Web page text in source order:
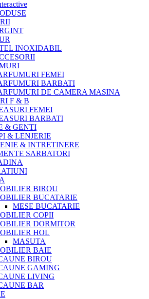
INOXIDABIL
FEMEI
BARBATI
DE CAMERA MASINA
F & B
FEMEI
BARBATI
& GENTI
& LENJERIE
& INTRETINERE
SARBATORI
BIROU
BUCATARIE
MESE BUCATARIE
COPII
DORMITOR
HOL
MASUTA
BAIE
BIROU
GAMING
LIVING
BAR